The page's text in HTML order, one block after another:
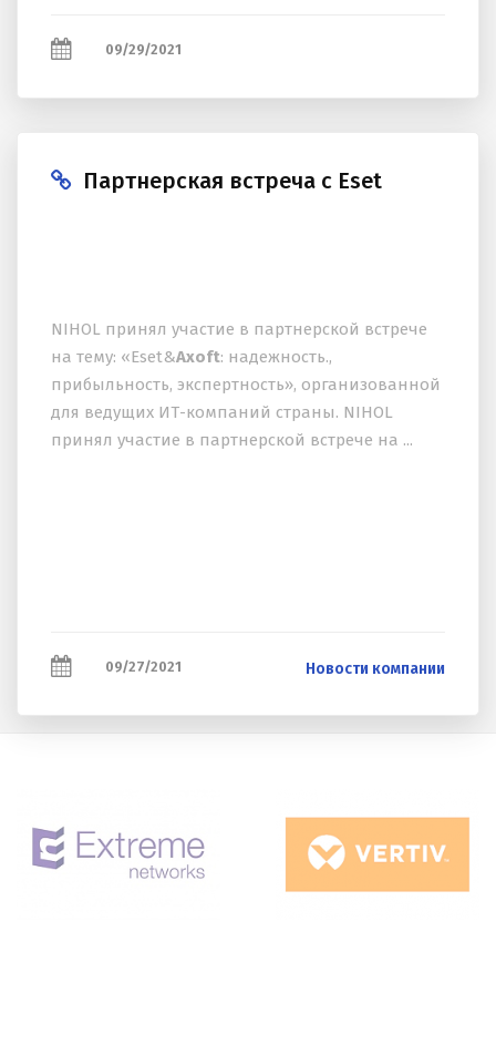
09/29/2021
Партнерская встреча с Eset
NIHOL принял участие в партнерской встрече
на тему: «Eset&Axoft: надежность.,
прибыльность, экспертность», организованной
для ведущих ИТ-компаний страны. NIHOL
принял участие в партнерской встрече на ...
09/27/2021 Новости компании